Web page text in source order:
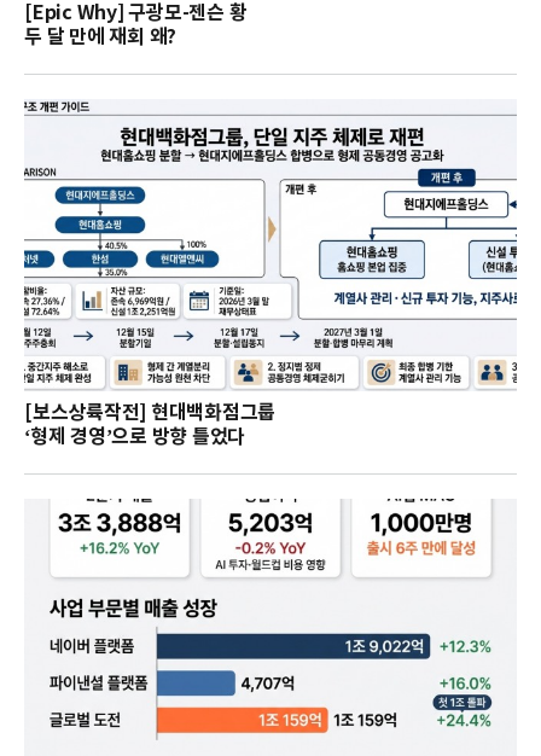
[Epic Why] 구광모-젠슨 황
두 달 만에 재회 왜?
[보스상륙작전] 현대백화점그룹
‘형제 경영’으로 방향 틀었다